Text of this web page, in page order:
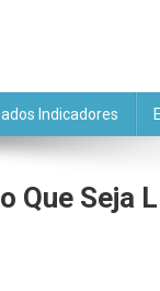
Indicadores
Que Seja